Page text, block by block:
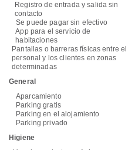
Registro de entrada y salida sin
contacto
Se puede pagar sin efectivo
App para el servicio de
habitaciones
Pantallas o barreras físicas entre el
personal y los clientes en zonas
determinadas
General
Aparcamiento
Parking gratis
Parking en el alojamiento
Parking privado
Higiene